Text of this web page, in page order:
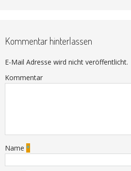
Kommentar hinterlassen
E-Mail Adresse wird nicht veröffentlicht.
Kommentar
Name *